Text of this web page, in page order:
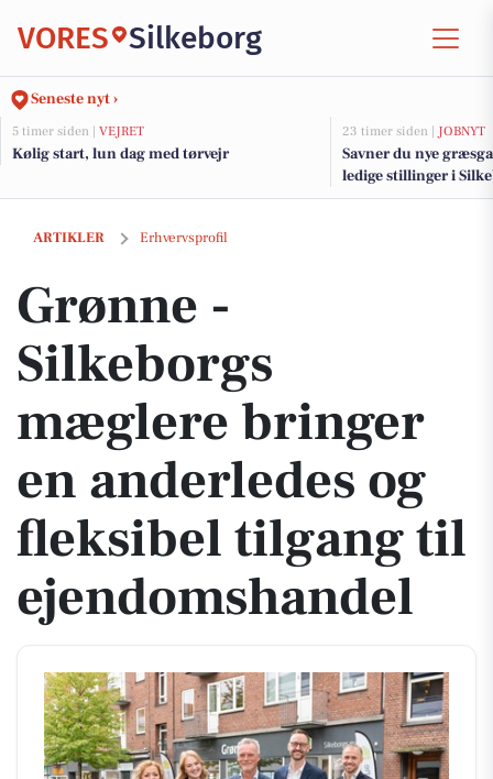
VORES Silkeborg
Seneste nyt ›
5 timer siden | VEJRET
Kølig start, lun dag med tørvejr
23 timer siden | JOBNYT
Savner du nye
ledige stillinger i
ARTIKLER Erhvervsprofil
Grønne - Silkeborgs mæglere bringer en anderledes og fleksibel
Grønne -
Silkeborgs
mæglere bringer
en anderledes og
fleksibel tilgang til
ejendomshandel